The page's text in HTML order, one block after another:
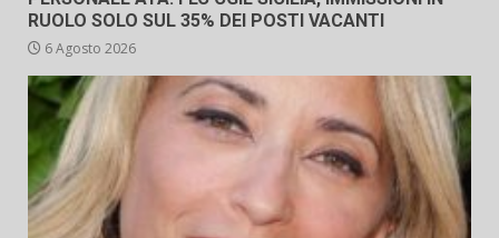
RUOLO SOLO SUL 35% DEI POSTI VACANTI
6 Agosto 2026